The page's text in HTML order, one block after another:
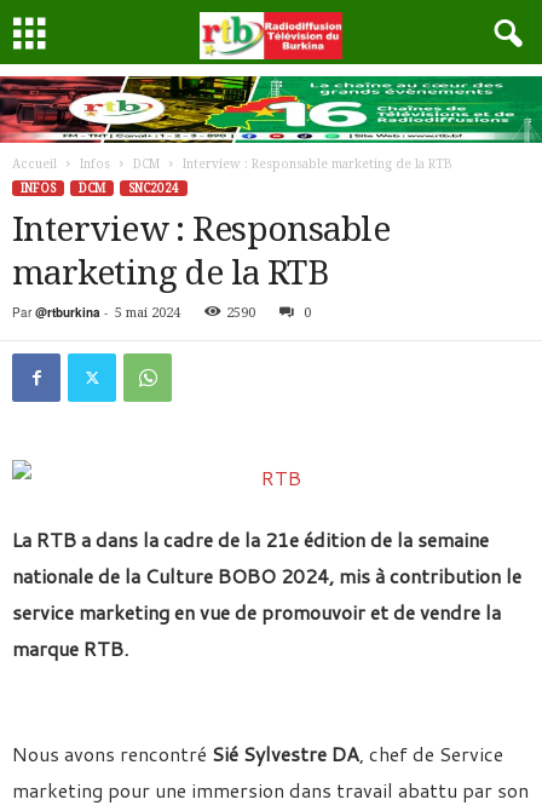
Accueil Infos DCM
Interview : Responsable marketing de la RTB
INFOS
DCM SNC2024
Interview : Responsable
marketing de la RTB
Par @rtburkina - 5 mai 2024 2590 0
La RTB a dans la cadre de la 21e édition de la semaine
nationale de la Culture BOBO 2024, mis à contribution le
service marketing en vue de promouvoir et de vendre la
marque RTB.
Nous avons rencontré Sié Sylvestre DA, chef de Service
marketing pour une immersion dans travail abattu par son